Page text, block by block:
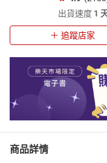
出貨速度 1
追蹤店家
商品詳情